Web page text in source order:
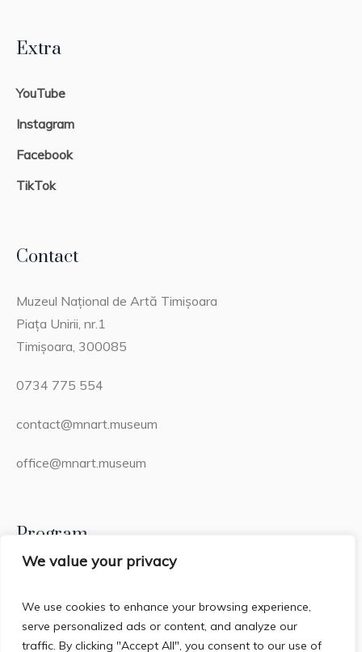
We value your privacy
We use cookies to enhance your browsing experience,
serve personalized ads or content, and analyze our
traffic. By clicking "Accept All", you consent to our use of
Extra
YouTube
Instagram
Facebook
TikTok
Contact
Muzeul Național de Artă Timișoara
Piața Unirii, nr.1
Timișoara, 300085
0734 775 554
contact@mnart.museum
office@mnart.museum
Program
intrare)
Luni & Marți: Închis